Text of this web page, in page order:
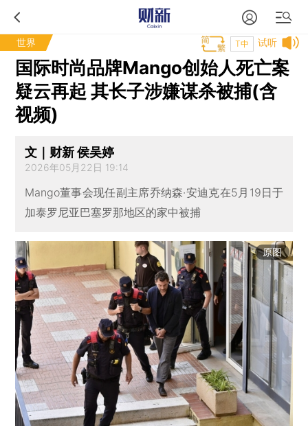
世界 试听
T中
国际时尚品牌Mango创始人死亡案
疑云再起 其长子涉嫌谋杀被捕(含
视频)
文｜财新 侯吴婷
2026年05月22日 19:14
Mango董事会现任副主席乔纳森·安迪克在5月19日于
加泰罗尼亚巴塞罗那地区的家中被捕
原图